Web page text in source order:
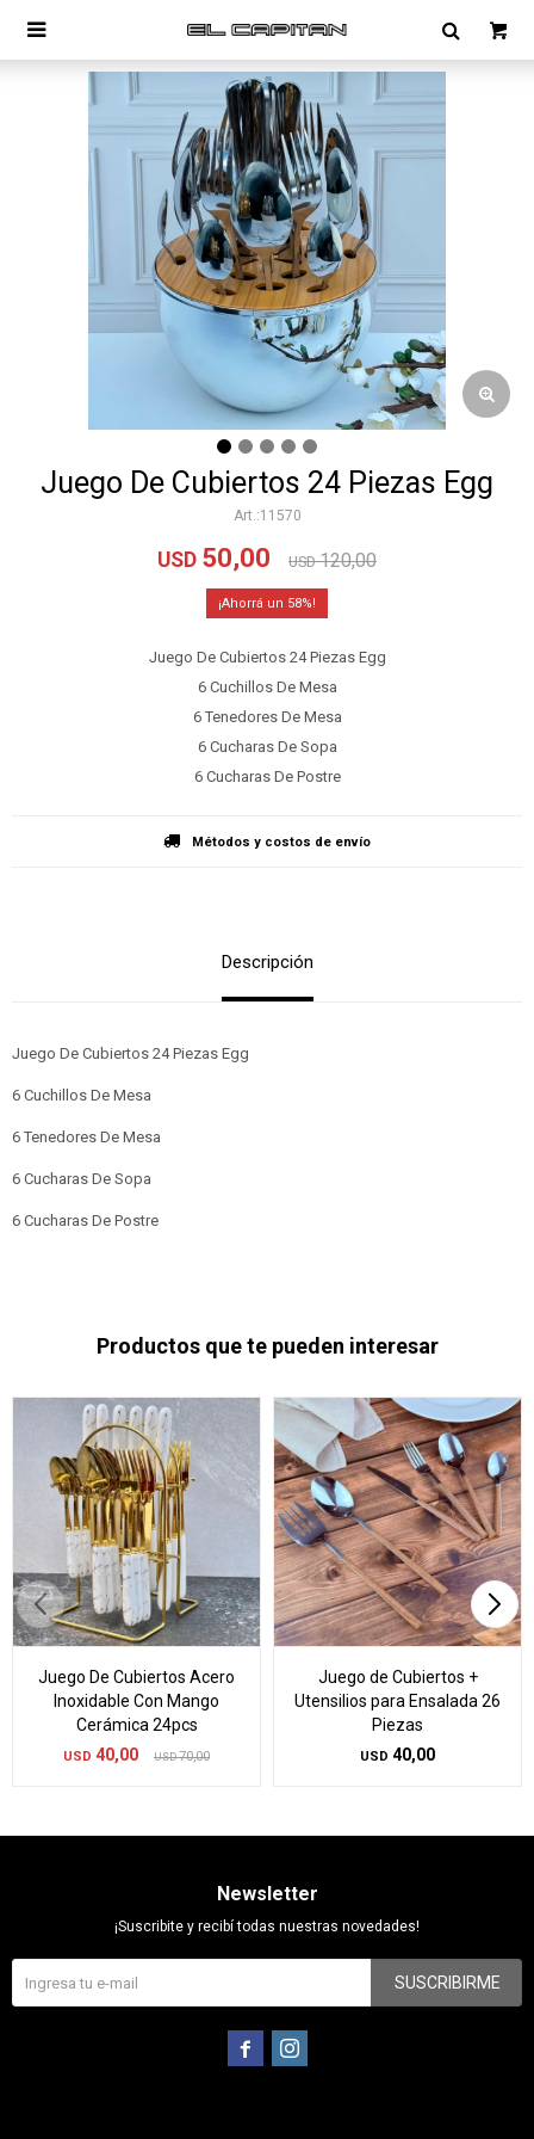

Juego De Cubiertos 24 Piezas Egg
11570
USD 50,00 USD 120,00
58
Juego De Cubiertos 24 Piezas Egg
6 Cuchillos De Mesa
6 Tenedores De Mesa
6 Cucharas De Sopa
6 Cucharas De Postre
Métodos y costos de envío
Descripción
Juego De Cubiertos 24 Piezas Egg
6 Cuchillos De Mesa
6 Tenedores De Mesa
6 Cucharas De Sopa
6 Cucharas De Postre
Productos que te pueden interesar
Juego De Cubiertos Acero
Inoxidable Con Mango
Cerámica 24pcs
USD 40,00 USD 70,00
Juego de Cubiertos +
Utensilios para Ensalada 26
Piezas
USD 40,00
Newsletter
¡Suscribite y recibí todas nuestras novedades!
SUSCRIBIRME
 